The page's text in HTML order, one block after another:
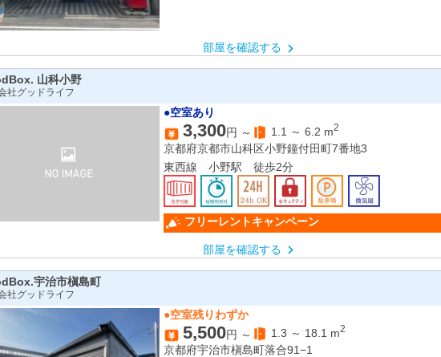
部屋を確認する
山科小野
社グッドライフ
●空室あり
3,300円 ～ 1.1 ～ 6.2 m2
京都府京都市山科区小野鐘付田町7番地3
東西線 小野駅 徒歩2分
フリーレントキャンペーン
部屋を確認する
宇治市槇島町
社グッドライフ
●空室残りわずか
5,500円 ～ 1.3 ～ 18.1 m2
京都府宇治市槇島町落合91−1